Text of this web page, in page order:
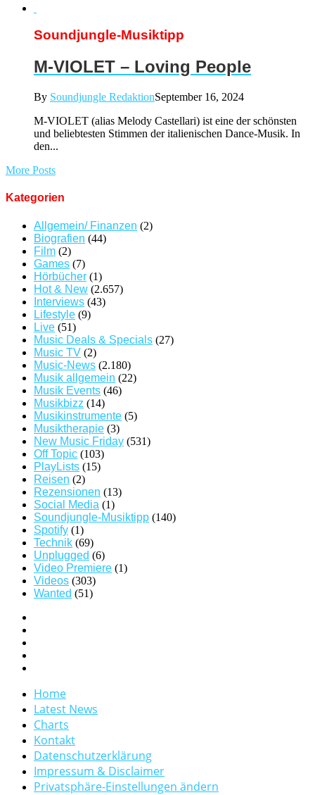
Soundjungle-Musiktipp
M-VIOLET – Loving People
By Soundjungle RedaktionSeptember 16, 2024
M-VIOLET (alias Melody Castellari) ist eine der schönsten
und beliebtesten Stimmen der italienischen Dance-Musik. In
den...
More Posts
Kategorien
Allgemein/ Finanzen (2)
Biografien (44)
Film (2)
Games (7)
Hörbücher (1)
Hot & New (2.657)
Interviews (43)
Lifestyle (9)
Live (51)
Music Deals & Specials (27)
Music TV (2)
Music-News (2.180)
Musik allgemein (22)
Musik Events (46)
Musikbizz (14)
Musikinstrumente (5)
Musiktherapie (3)
New Music Friday (531)
Off Topic (103)
PlayLists (15)
Reisen (2)
Rezensionen (13)
Social Media (1)
Soundjungle-Musiktipp (140)
Spotify (1)
Technik (69)
Unplugged (6)
Video Premiere (1)
Videos (303)
Wanted (51)
Home
Latest News
Charts
Kontakt
Datenschutzerklärung
Impressum & Disclaimer
Privatsphäre-Einstellungen ändern